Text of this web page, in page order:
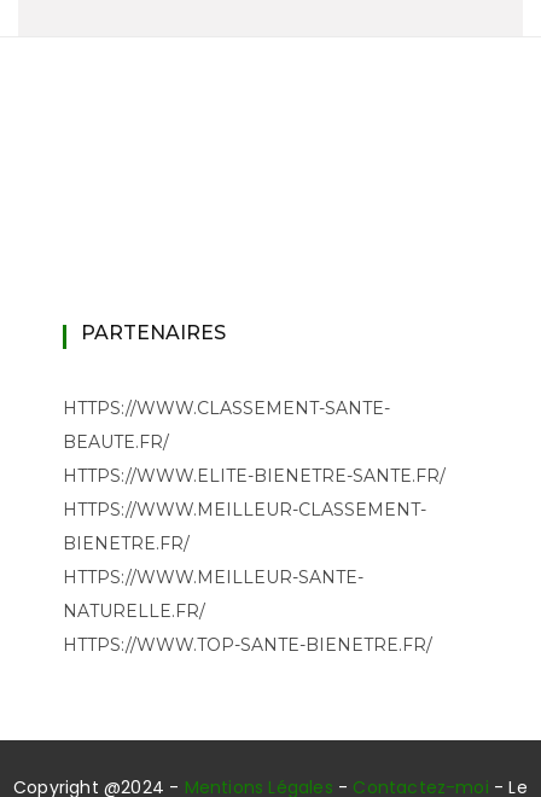
PARTENAIRES
HTTPS://WWW.CLASSEMENT-SANTE-
BEAUTE.FR/
HTTPS://WWW.ELITE-BIENETRE-SANTE.FR/
HTTPS://WWW.MEILLEUR-CLASSEMENT-
BIENETRE.FR/
HTTPS://WWW.MEILLEUR-SANTE-
NATURELLE.FR/
HTTPS://WWW.TOP-SANTE-BIENETRE.FR/
Copyright @2024 - Mentions Légales - Contactez-moi - Le